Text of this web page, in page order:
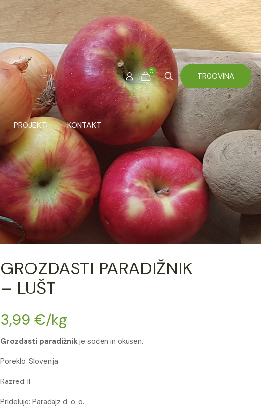
PROJEKTI KONTAKT
0 TRGOVINA
GROZDASTI PARADIŽNIK
– LUŠT
3,99 €/kg
Grozdasti paradižnikje sočen in okusen.
Poreklo: Slovenija
Razred: II
Prideluje: Paradajz d. o. o.